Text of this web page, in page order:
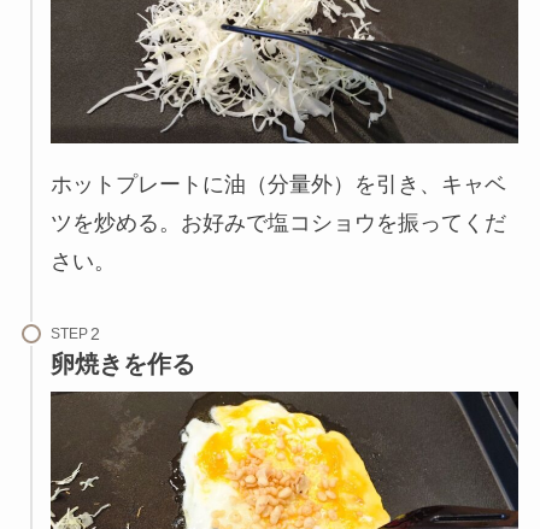
ホットプレートに油（分量外）を引き、キャベ
ツを炒める。お好みで塩コショウを振ってくだ
さい。
STEP
卵焼きを作る